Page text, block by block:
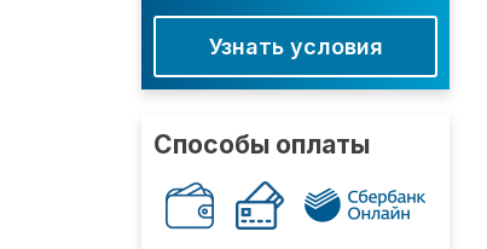
Узнать условия
Способы оплаты